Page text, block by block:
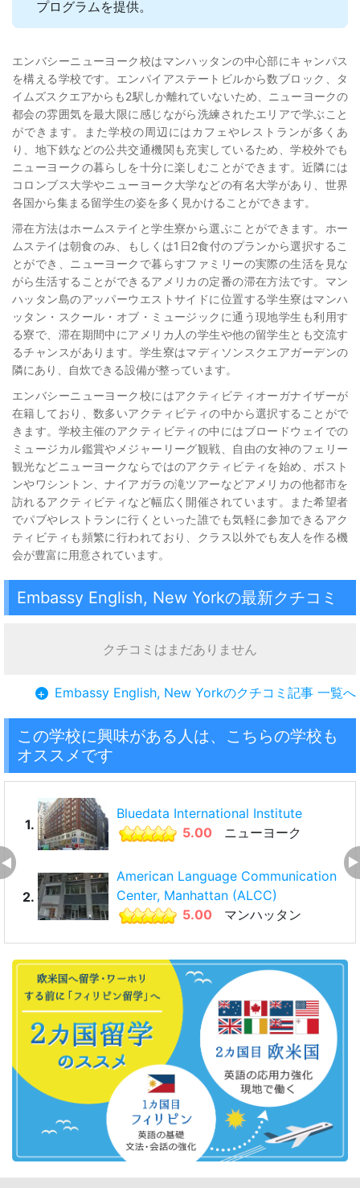
プログラムを提供。
エンバシーニューヨーク校はマンハッタンの中心部にキャンパス
を構える学校です。エンパイアステートビルから数ブロック、タ
イムズスクエアからも2駅しか離れていないため、ニューヨークの
都会の雰囲気を最大限に感じながら洗練されたエリアで学ぶこと
ができます。また学校の周辺にはカフェやレストランが多くあ
り、地下鉄などの公共交通機関も充実しているため、学校外でも
ニューヨークの暮らしを十分に楽しむことができます。近隣には
コロンブス大学やニューヨーク大学などの有名大学があり、世界
各国から集まる留学生の姿を多く見かけることができます。
滞在方法はホームステイと学生寮から選ぶことができます。ホー
ムステイは朝食のみ、もしくは1日2食付のプランから選択するこ
とができ、ニューヨークで暮らすファミリーの実際の生活を見な
がら生活することができるアメリカの定番の滞在方法です。マン
ハッタン島のアッパーウエストサイドに位置する学生寮はマンハ
ッタン・スクール・オブ・ミュージックに通う現地学生も利用す
る寮で、滞在期間中にアメリカ人の学生や他の留学生とも交流す
るチャンスがあります。学生寮はマディソンスクエアガーデンの
隣にあり、自炊できる設備が整っています。
エンバシーニューヨーク校にはアクティビティオーガナイザーが
在籍しており、数多いアクティビティの中から選択することがで
きます。学校主催のアクティビティの中にはブロードウェイでの
ミュージカル鑑賞やメジャーリーグ観戦、自由の女神のフェリー
観光などニューヨークならではのアクティビティを始め、ボスト
ンやワシントン、ナイアガラの滝ツアーなどアメリカの他都市を
訪れるアクティビティなど幅広く開催されています。また希望者
でパブやレストランに行くといった誰でも気軽に参加できるアク
ティビティも頻繁に行われており、クラス以外でも友人を作る機
会が豊富に用意されています。
Embassy English, New Yorkの最新クチコミ
クチコミはまだありません
+ Embassy English, New Yorkのクチコミ記事 一覧へ
この学校に興味がある人は、こちらの学校も
オススメです
1.
Bluedata International Institute
5.00
ニューヨーク
2.
American Language Communication
Center, Manhattan (ALCC)
5.00
マンハッタン